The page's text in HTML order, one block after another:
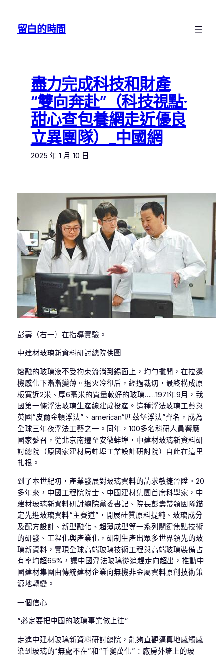
留白的時間
盡力完成科技和財產
“雙向奔赴”（科技視點·
甜心查包養網走近優良
立異團隊）_中國網
2025 年 1 月 10 日
彭壽（右一）在指導實驗。
中建材玻璃新資料研討總院供圖
熔融的玻璃液不受拘束流淌到錫面上，均勻攤開，在拉邊
機感化下漸漸變薄。退火冷卻后，經過裁切，最終構成原
板寬近2米、厚6毫米的質量較好的玻璃……1971年9月，我
國第一條浮法玻璃生產線建成投產。這種浮法玻璃工藝與
英國“皮爾金頓浮法”、american“匹茲堡浮法”齊名，成為
全球三年夜浮法工藝之一。同年，100多名科研人員響應
國家號召，從北京南遷至安徽蚌埠，中建材玻璃新資料研
討總院（原國家建材局蚌埠工業設計研討院）自此在這里
扎根。
到了本世紀初，產業發展對玻璃資料的請求敏捷晉陞。20
多年來，中國工程院院士、中國建材集團首席科學家，中
建材玻璃新資料研討總院黨委書記、院長彭壽帶領團隊錨
定先進玻璃資料“主賽道”，開展硅質原料提純、玻璃成分
及配方設計、新型融化、超薄成型等一系列關鍵焦點技術
的研發、工程化與產業化，研制生產出眾多世界領先的玻
璃新資料，實現全球高端玻璃技術工程與高端玻璃裝備占
有率均超65%，讓中國浮法玻璃從追趕走向超出，推動中
國建材集團由傳統建材企業向無機非金屬資料原創技術策
源地轉變。
一個信心
“必定要把中國的玻璃事業做上往”
走進中建材玻璃新資料研討總院，能夠直觀逼真地感觸感
染到玻璃的“無處不在”和“千變萬化”：廠房外墻上的玻